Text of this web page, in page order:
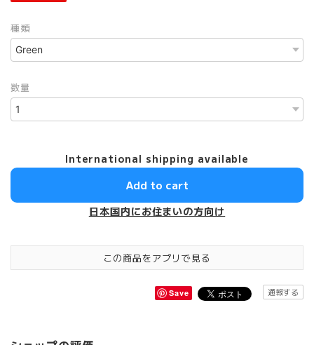
種類
数量
International shipping available
Add to cart
日本国内にお住まいの方向け
この商品をアプリで見る
Save 通報する